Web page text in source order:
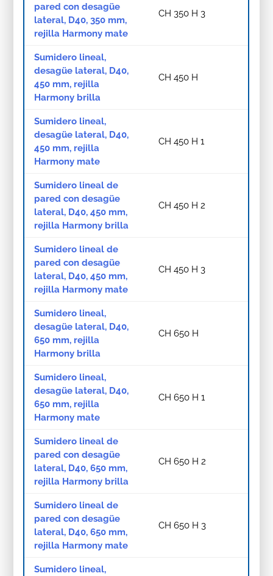
pared con desagüe
lateral, D40, 350 mm,
rejilla Harmony mate
CH 350 H 3
Sumidero lineal,
desagüe lateral, D40,
450 mm, rejilla
Harmony brilla
CH 450 H
Sumidero lineal,
desagüe lateral, D40,
450 mm, rejilla
Harmony mate
CH 450 H 1
Sumidero lineal de
pared con desagüe
lateral, D40, 450 mm,
rejilla Harmony brilla
CH 450 H 2
Sumidero lineal de
pared con desagüe
lateral, D40, 450 mm,
rejilla Harmony mate
CH 450 H 3
Sumidero lineal,
desagüe lateral, D40,
650 mm, rejilla
Harmony brilla
CH 650 H
Sumidero lineal,
desagüe lateral, D40,
650 mm, rejilla
Harmony mate
CH 650 H 1
Sumidero lineal de
pared con desagüe
lateral, D40, 650 mm,
rejilla Harmony brilla
CH 650 H 2
Sumidero lineal de
pared con desagüe
lateral, D40, 650 mm,
rejilla Harmony mate
CH 650 H 3
Sumidero lineal,